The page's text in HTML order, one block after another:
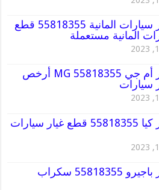
قطع غيار سيارات المانية 55818355 قطع
المانية مستعملة
قطع غيار أم جي MG 55818355 أرخص
سيارات
قطع غيار كيا 55818355 قطع غيار سيارات
قطع غيار باجيرو 55818355 سكراب